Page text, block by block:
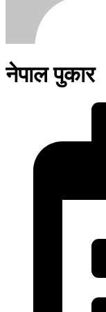
नेपाल पुकार